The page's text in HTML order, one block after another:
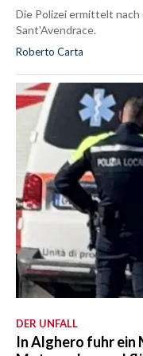
Die Polizei ermittelt nach
Sant'Avendrace.
Roberto Carta
DER UNFALL
In Alghero fuhr ein